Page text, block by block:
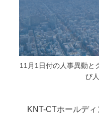
11月1日付の人事異動と
び
KNT-CTホールディ